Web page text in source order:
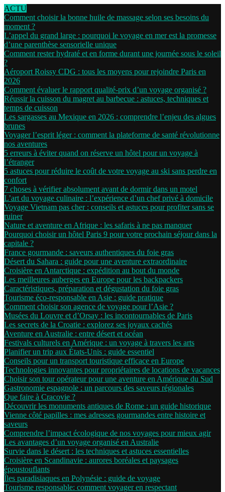
ACTU
Comment choisir la bonne huile de massage selon ses besoins du
moment ?
L’appel du grand large : pourquoi le voyage en mer est la promesse
d’une parenthèse sensorielle unique
Comment rester hydraté et en forme durant une journée sous le soleil
?
Aéroport Roissy CDG : tous les moyens pour rejoindre Paris en
2026
Comment évaluer le rapport qualité-prix d’un voyage organisé ?
Réussir la cuisson du magret au barbecue : astuces, techniques et
temps de cuisson
Les sargasses au Mexique en 2026 : comprendre l’enjeu des algues
brunes
Voyager l’esprit léger : comment la plateforme de santé révolutionne
nos aventures
5 erreurs à éviter quand on réserve un hôtel pour un voyage à
l’étranger
5 astuces pour réduire le coût de votre voyage au ski sans perdre en
confort
7 choses à vérifier absolument avant de dormir dans un motel
L’art du voyage culinaire : l’expérience d’un chef privé à domicile
Voyage Vietnam pas cher : conseils et astuces pour profiter sans se
ruiner
Nature et aventure en Afrique : les safaris à ne pas manquer
Pourquoi choisir un hôtel Paris 9 pour votre prochain séjour dans la
capitale ?
France gourmande : saveurs authentiques du foie gras
Désert du Sahara : guide pour une aventure extraordinaire
Croisière en Antarctique : expédition au bout du monde
Les meilleures auberges en Europe pour les backpackers
Caractéristiques, préparation et dégustation du foie gras
Tourisme éco-responsable en Asie : guide pratique
Comment choisir son agence de voyage pour l’Asie ?
Musées du Louvre et d’Orsay : les incontournables de Paris
Les secrets de la Croatie : explorez ses joyaux cachés
Aventure en Australie : entre désert et océan
Festivals culturels en Amérique : un voyage à travers les arts
Planifier un trip aux États-Unis : guide essentiel
Conseils pour un transport touristique efficace en Europe
Technologies innovantes pour propriétaires de locations de vacances
Choisir son tour opérateur pour une aventure en Amérique du Sud
Gastronomie espagnole : un parcours des saveurs régionales
Que faire à Cracovie ?
Découvrir les monuments antiques de Rome : un guide historique
Vienne côté papilles : mes adresses gourmandes entre histoire et
saveurs
Comprendre l’impact écologique de nos voyages pour mieux agir
Les avantages d’un voyage organisé en Australie
Survie dans le désert : les techniques et astuces essentielles
Croisière en Scandinavie : aurores boréales et paysages
époustouflants
Îles paradisiaques en Polynésie : guide de voyage
Tourisme responsable: comment voyager en respectant